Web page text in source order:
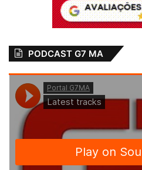
PODCAST G7 MA